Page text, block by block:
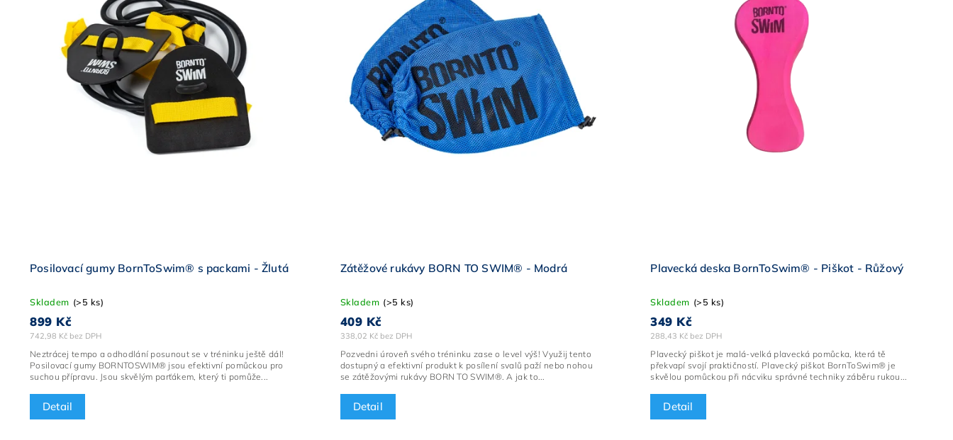
Posilovací gumy BornToSwim® s packami - Žlutá
Skladem (>5 ks)
742,98 Kč bez DPH
899 Kč
Detail
Neztrácej tempo a odhodlání posunout se v tréninku ještě dál!
Posilovací gumy BORNTOSWIM® jsou efektivní pomůckou pro
suchou přípravu. Jsou skvělým parťákem, který ti pomůže...
Zátěžové rukávy BORN TO SWIM® - Modrá
Skladem (>5 ks)
338,02 Kč bez DPH
409 Kč
Detail
Pozvedni úroveň svého tréninku zase o level výš! Využij tento
dostupný a efektivní produkt k posílení svalů paží nebo nohou
se zátěžovými rukávy BORN TO SWIM®. A jak to...
Plavecká deska BornToSwim® - Piškot - Růžový
Skladem (>5 ks)
288,43 Kč bez DPH
349 Kč
Detail
Plavecký piškot je malá-velká plavecká pomůcka, která tě
překvapí svojí praktičností. Plavecký piškot BornToSwim® je
skvělou pomůckou při nácviku správné techniky záběru rukou...